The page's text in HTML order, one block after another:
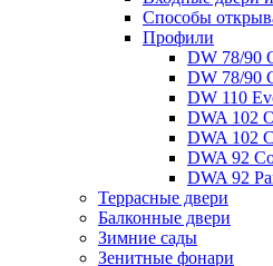
Способы
Профили
DW 78/90
DW 78/90
DW 110
DWA 102
DWA 102
DWA 92
DWA 92
Террасные двери
Балконные двери
Зимние сады
Зенитные фонари